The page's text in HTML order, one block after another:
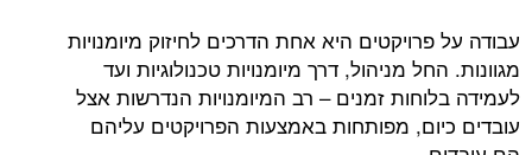
עבודה על פרויקטים היא אחת הדרכים לחיזוק מיומנויות
מגוונות. החל מניהול, דרך מיומנויות טכנולוגיות ועד
לעמידה בלוחות זמנים – רב המיומנויות הנדרשות אצל
עובדים כיום, מפותחות באמצעות הפרויקטים עליהם